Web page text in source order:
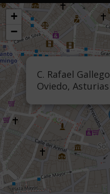
C. Rafael
Oviedo, Asturias
+
−